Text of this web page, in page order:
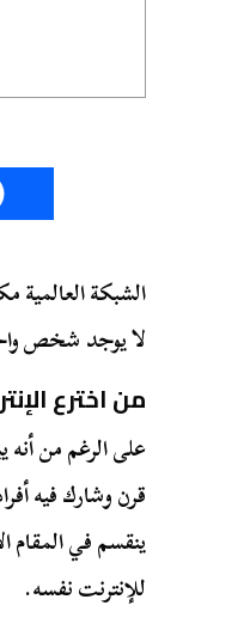
الشبكة
لا يوجد شخص
من اخترع
على الرغم من أنه
قرن وشارك فيه
ينقسم في المقام
للإنترنت نفسه.